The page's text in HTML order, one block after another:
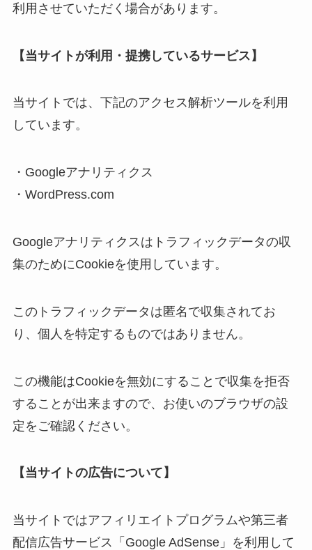
利用させていただく場合があります。
【当サイトが利用・提携しているサービス】
当サイトでは、下記のアクセス解析ツールを利用
しています。
・Googleアナリティクス
・WordPress.com
Googleアナリティクスはトラフィックデータの収
集のためにCookieを使用しています。
このトラフィックデータは匿名で収集されてお
り、個人を特定するものではありません。
この機能はCookieを無効にすることで収集を拒否
することが出来ますので、お使いのブラウザの設
定をご確認ください。
【当サイトの広告について】
当サイトではアフィリエイトプログラムや第三者
配信広告サービス「Google AdSense」を利用して